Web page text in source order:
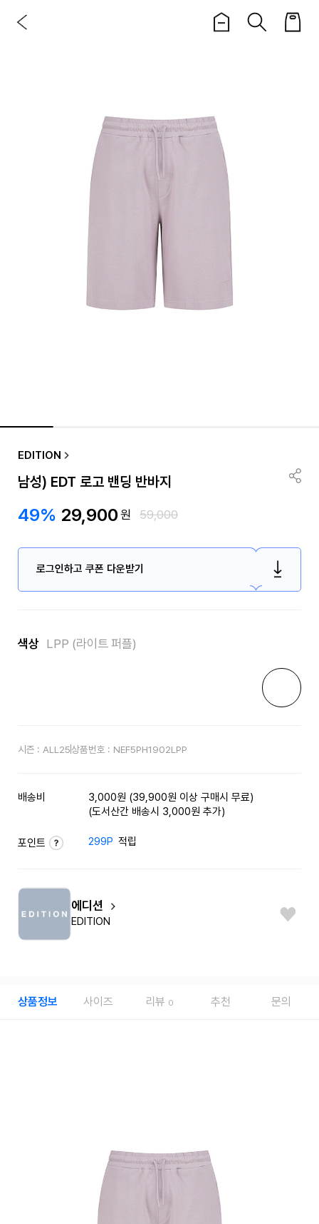
EDITION
남성) EDT 로고 밴딩 반바지
49% 29,900원 59,000
로그인하고 쿠폰 다운받기
색상 LPP (라이트 퍼플)
시즌 : ALL25상품번호 : NEF5PH1902LPP
배송비
3,000원 (39,900원 이상 구매시 무료)
(도서산간 배송시 3,000원 추가)
포인트 299P 적립
에디션
EDITION
상품정보 사이즈 리뷰 0 추천 문의